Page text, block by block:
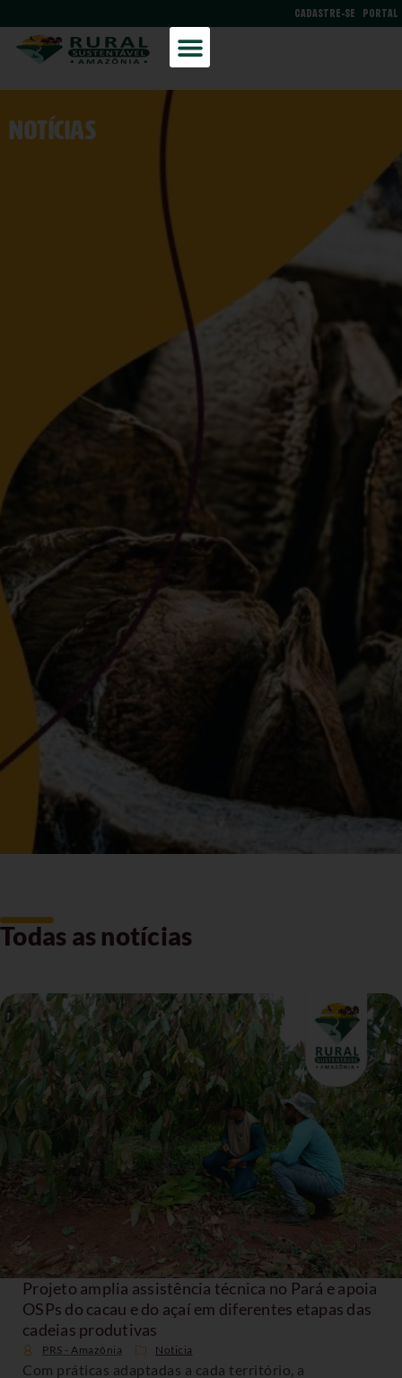
PORTAL
CADASTRE-SE
NOtícias
Todas as notícias
Projeto amplia assistência técnica no Pará e apoia
OSPs do cacau e do açaí em diferentes etapas das
cadeias produtivas
PRS - Amazônia Noticia
Com práticas adaptadas a cada território, a